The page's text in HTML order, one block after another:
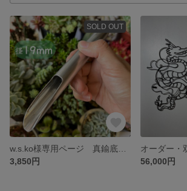
SOLD OUT
3,850円
56,000円